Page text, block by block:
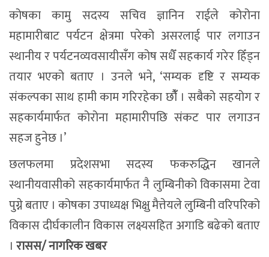
कोषका कामु सदस्य सचिव ज्ञानिन राईले कोरोना
महामारीबाट पर्यटन क्षेत्रमा परेको असरलाई पार लगाउन
स्थानीय र पर्यटनव्यवसायीसँंग कोष सधैँ सहकार्य गरेर हिँड्न
तयार भएको बताए । उनले भने, ‘सम्यक दृष्टि र सम्यक
संकल्पका साथ हामी काम गरिरहेका छौंँ । सबैको सहयोग र
सहकार्यमार्फत कोरोना महामारीपछि संकट पार लगाउन
सहज हुनेछ ।’
छलफलमा प्रदेशसभा सदस्य फकरुद्धिन खानले
स्थानीयवासीको सहकार्यमार्फत नै लुम्बिनीको विकासमा टेवा
पुग्ने बताए । कोषका उपाध्यक्ष भिक्षु मैत्तेयले लुम्बिनी वरिपरिको
विकास दीर्घकालीन विकास लक्ष्यसहित अगाडि बढेको बताए
। रासस/ नागरिक खबर